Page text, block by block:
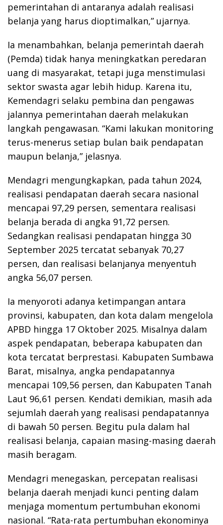
pemerintahan di antaranya adalah realisasi
belanja yang harus dioptimalkan,” ujarnya.
Ia menambahkan, belanja pemerintah daerah
(Pemda) tidak hanya meningkatkan peredaran
uang di masyarakat, tetapi juga menstimulasi
sektor swasta agar lebih hidup. Karena itu,
Kemendagri selaku pembina dan pengawas
jalannya pemerintahan daerah melakukan
langkah pengawasan. “Kami lakukan monitoring
terus-menerus setiap bulan baik pendapatan
maupun belanja,” jelasnya.
Mendagri mengungkapkan, pada tahun 2024,
realisasi pendapatan daerah secara nasional
mencapai 97,29 persen, sementara realisasi
belanja berada di angka 91,72 persen.
Sedangkan realisasi pendapatan hingga 30
September 2025 tercatat sebanyak 70,27
persen, dan realisasi belanjanya menyentuh
angka 56,07 persen.
Ia menyoroti adanya ketimpangan antara
provinsi, kabupaten, dan kota dalam mengelola
APBD hingga 17 Oktober 2025. Misalnya dalam
aspek pendapatan, beberapa kabupaten dan
kota tercatat berprestasi. Kabupaten Sumbawa
Barat, misalnya, angka pendapatannya
mencapai 109,56 persen, dan Kabupaten Tanah
Laut 96,61 persen. Kendati demikian, masih ada
sejumlah daerah yang realisasi pendapatannya
di bawah 50 persen. Begitu pula dalam hal
realisasi belanja, capaian masing-masing daerah
masih beragam.
Mendagri menegaskan, percepatan realisasi
belanja daerah menjadi kunci penting dalam
menjaga momentum pertumbuhan ekonomi
nasional. “Rata-rata pertumbuhan ekonominya